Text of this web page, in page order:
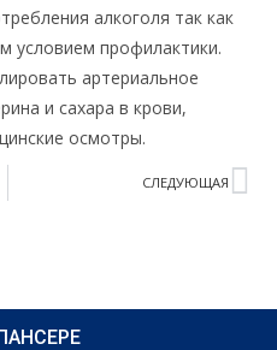
алкоголя так как
условием профилактики.
артериальное
и сахара в крови,
осмотры.
СЛЕДУЮЩАЯ